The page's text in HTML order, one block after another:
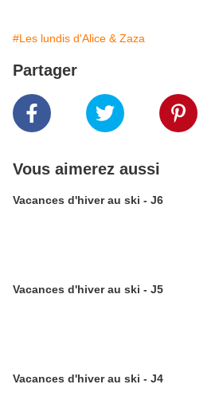
#Les lundis d'Alice & Zaza
Partager
Vous aimerez aussi
Vacances d'hiver au ski - J6
Vacances d'hiver au ski - J5
Vacances d'hiver au ski - J4